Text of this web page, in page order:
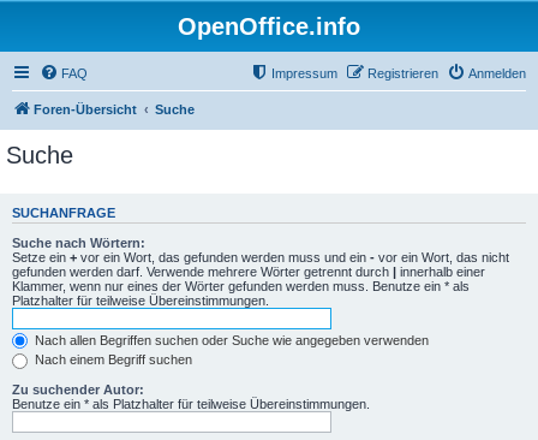
OpenOffice.info
FAQ Anmelden
Registrieren
Impressum
Foren-Übersicht Suche
Suche
SUCHANFRAGE
Suche nach Wörtern:
Setze ein + vor ein Wort, das gefunden werden muss und ein - vor ein Wort, das nicht
gefunden werden darf. Verwende mehrere Wörter getrennt durch | innerhalb einer
Klammer, wenn nur eines der Wörter gefunden werden muss. Benutze ein * als
Platzhalter für teilweise Übereinstimmungen.
Nach allen Begriffen suchen oder Suche wie angegeben verwenden
Nach einem Begriff suchen
Zu suchender Autor:
Benutze ein * als Platzhalter für teilweise Übereinstimmungen.